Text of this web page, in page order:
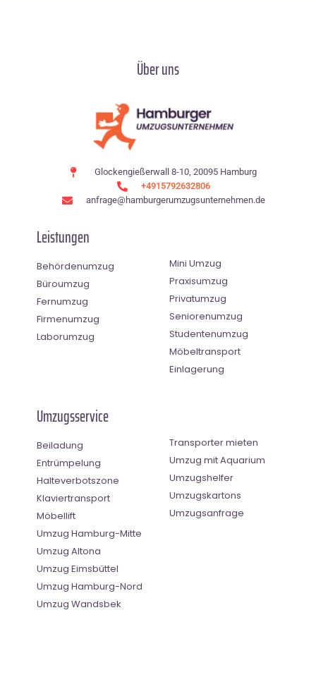
Über uns
Glockengießerwall 8-10, 20095 Hamburg
+4915792632806
anfrage@hamburgerumzugsunternehmen.de
Leistungen
Behördenumzug
Büroumzug
Fernumzug
Firmenumzug
Laborumzug
Mini Umzug
Praxisumzug
Privatumzug
Seniorenumzug
Studentenumzug
Möbeltransport
Einlagerung
Umzugsservice
Beiladung
Entrümpelung
Halteverbotszone
Klaviertransport
Möbellift
Umzug Hamburg-Mitte
Umzug Altona
Umzug Eimsbüttel
Umzug Hamburg-Nord
Umzug Wandsbek
Transporter mieten
Umzug mit Aquarium
Umzugshelfer
Umzugskartons
Umzugsanfrage